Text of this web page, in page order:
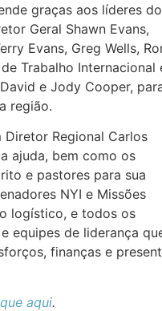
graças aos líderes do
Geral Shawn Evans,
Evans, Greg Wells,
Trabalho Internacional
e Jody Cooper,
região.
Diretor Regional Carlos
ajuda, bem como os
e pastores para sua
NYI e Missões
logístico, e todos os
equipes de liderança
finanças e
aqui.